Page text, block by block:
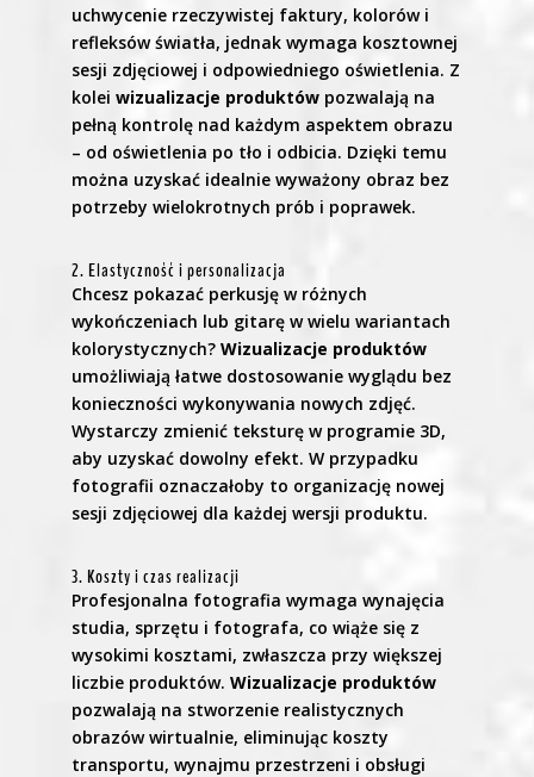
uchwycenie rzeczywistej faktury, kolorów i
refleksów światła, jednak wymaga kosztownej
sesji zdjęciowej i odpowiedniego oświetlenia. Z
kolei wizualizacje produktówpozwalają na
pełną kontrolę nad każdym aspektem obrazu
– od oświetlenia po tło i odbicia. Dzięki temu
można uzyskać idealnie wyważony obraz bez
potrzeby wielokrotnych prób i poprawek.
2. Elastyczność i personalizacja
Chcesz pokazać perkusję w różnych
wykończeniach lub gitarę w wielu wariantach
kolorystycznych? Wizualizacje produktów
umożliwiają łatwe dostosowanie wyglądu bez
konieczności wykonywania nowych zdjęć.
Wystarczy zmienić teksturę w programie 3D,
aby uzyskać dowolny efekt. W przypadku
fotografii oznaczałoby to organizację nowej
sesji zdjęciowej dla każdej wersji produktu.
3. Koszty i czas realizacji
Profesjonalna fotografia wymaga wynajęcia
studia, sprzętu i fotografa, co wiąże się z
wysokimi kosztami, zwłaszcza przy większej
liczbie produktów. Wizualizacje produktów
pozwalają na stworzenie realistycznych
obrazów wirtualnie, eliminując koszty
transportu, wynajmu przestrzeni i obsługi